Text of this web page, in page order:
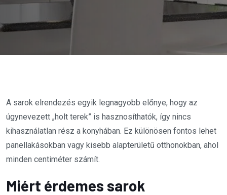
A sarok elrendezés egyik legnagyobb előnye, hogy az
úgynevezett „holt terek” is hasznosíthatók, így nincs
kihasználatlan rész a konyhában. Ez különösen fontos lehet
panellakásokban vagy kisebb alapterületű otthonokban, ahol
minden centiméter számít.
Miért érdemes sarok